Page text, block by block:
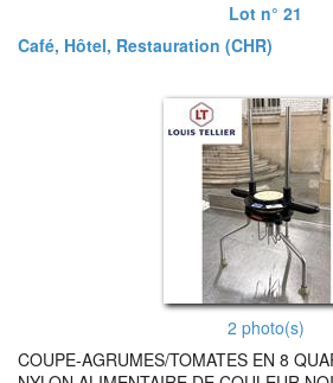
Lot n° 21
Café, Hôtel, Restauration (CHR)
2 photo(s)
COUPE-AGRUMES/TOMATES EN 8